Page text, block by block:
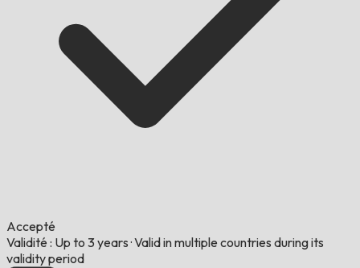
Accepté
Validité : Up to 3 years ·Valid in multiple countries during its
validity period